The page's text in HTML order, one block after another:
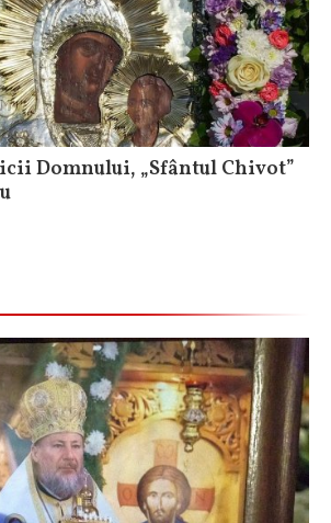
Domnului, „Sfântul Chivot”